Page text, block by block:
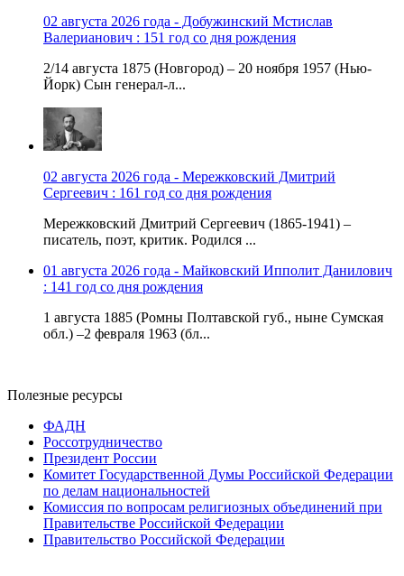
02 августа 2026 года - Добужинский Мстислав
Валерианович : 151 год со дня рождения
2/14 августа 1875 (Новгород) – 20 ноября 1957 (Нью-
Йорк) Сын генерал-л...
02 августа 2026 года - Мережковский Дмитрий
Сергеевич : 161 год со дня рождения
Мережковский Дмитрий Сергеевич (1865-1941) –
писатель, поэт, критик. Родился ...
01 августа 2026 года - Майковский Ипполит Данилович
: 141 год со дня рождения
1 августа 1885 (Ромны Полтавской губ., ныне Сумская
обл.) –2 февраля 1963 (бл...
Полезные ресурсы
ФАДН
Россотрудничество
Президент России
Комитет Государственной Думы Российской Федерации
по делам национальностей
Комиссия по вопросам религиозных объединений при
Правительстве Российской Федерации
Правительство Российской Федерации